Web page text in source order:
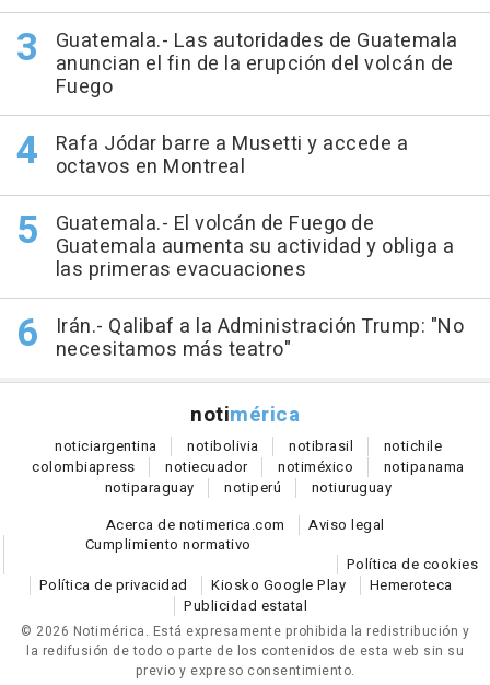
Guatemala.- Las autoridades de Guatemala
anuncian el fin de la erupción del volcán de
Fuego
Rafa Jódar barre a Musetti y accede a
octavos en Montreal
Guatemala.- El volcán de Fuego de
Guatemala aumenta su actividad y obliga a
las primeras evacuaciones
Irán.- Qalibaf a la Administración Trump: "No
necesitamos más teatro"
notimérica
noticiargentina notibolivia notibrasil notichile
colombiapress notiecuador notiméxico notipanama
notiparaguay notiperú notiuruguay
Acerca de notimerica.com
Aviso legal
Cumplimiento normativo
Política de cookies
Política de privacidad
Kiosko Google Play
Hemeroteca
Publicidad estatal
© 2026 Notimérica. Está expresamente prohibida la redistribución y
la redifusión de todo o parte de los contenidos de esta web sin su
previo y expreso consentimiento.